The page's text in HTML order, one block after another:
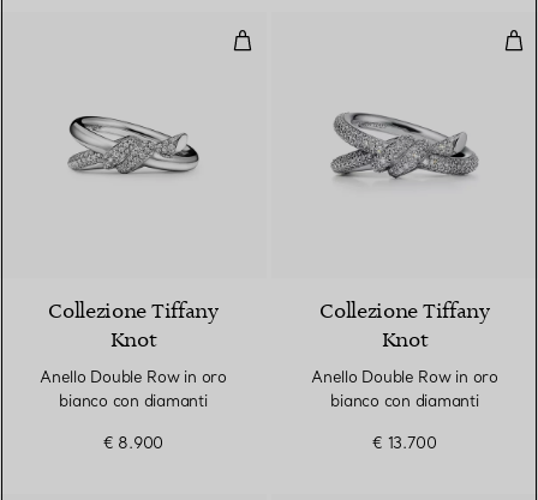
Anello Double Row in oro
Collezione Tiffany
Knot
Anello Double Row in oro
bianco con diamanti
€ 8.900
Collezione Tiffany
Knot
Anello Double Row in oro
bianco con diamanti
€ 13.700